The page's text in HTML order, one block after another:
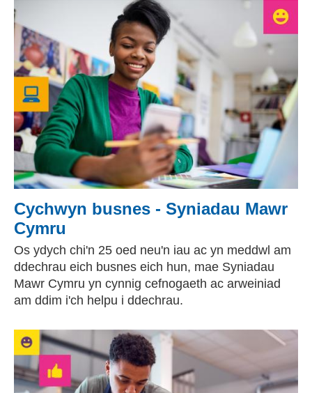
Cychwyn busnes - Syniadau Mawr
Cymru
Os ydych chi'n 25 oed neu'n iau ac yn meddwl am
ddechrau eich busnes eich hun, mae Syniadau
Mawr Cymru yn cynnig cefnogaeth ac arweiniad
am ddim i'ch helpu i ddechrau.